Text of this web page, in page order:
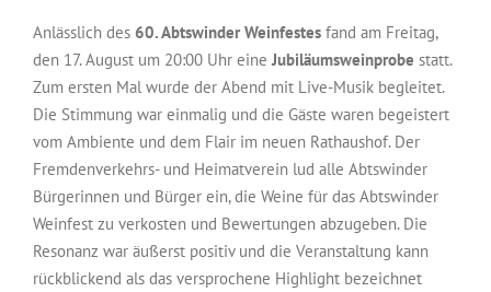
Anlässlich des 60. Abtswinder Weinfestes fand am Freitag,
den 17. August um 20:00 Uhr eineJubiläumsweinprobe statt.
Zum ersten Mal wurde der Abend mit Live-Musik begleitet.
Die Stimmung war einmalig und die Gäste waren begeistert
vom Ambiente und dem Flair im neuen Rathaushof. Der
Fremdenverkehrs- und Heimatverein lud alle Abtswinder
Bürgerinnen und Bürger ein, die Weine für das Abtswinder
Weinfest zu verkosten und Bewertungen abzugeben. Die
Resonanz war äußerst positiv und die Veranstaltung kann
rückblickend als das versprochene Highlight bezeichnet